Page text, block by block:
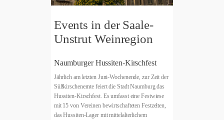
Events in der Saale-
Unstrut Weinregion
Naumburger Hussiten-Kirschfest
Jährlich am letzten Juni-Wochenende, zur Zeit der
Süßkirschenernte feiert die Stadt Naumburg das
Hussiten-Kirschfest. Es umfasst eine Festwiese
mit 15 von Vereinen bewirtschafteten Festzelten,
das Hussiten-Lager mit mittelalterlichem